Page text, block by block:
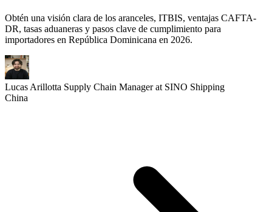
Obtén una visión clara de los aranceles, ITBIS, ventajas CAFTA-
DR, tasas aduaneras y pasos clave de cumplimiento para
importadores en República Dominicana en 2026.
Lucas Arillotta Supply Chain Manager at SINO Shipping
China